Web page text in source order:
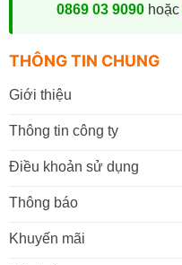
0869 03 9090hoặc
THÔNG TIN CHUNG
Giới thiệu
Thông tin công ty
Điều khoản sử dụng
Thông báo
Khuyến mãi